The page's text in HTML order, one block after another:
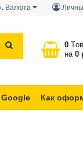
Валюта
0
на
Как